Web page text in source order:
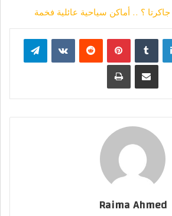
؟ .. أماكن سياحية عائلية فخمة
لينكدإن ‏Tumblr بينتيريست
‏Reddit
‏VKontakte تيلقرام
مشاركة عبر البريد طباعة
Raima Ahmed